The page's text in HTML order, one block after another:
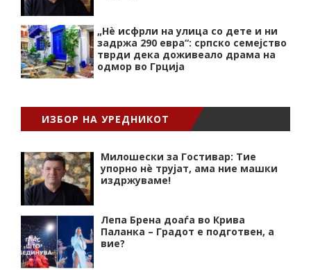
„Нѐ исфрли на улица со дете и ни
задржа 290 евра“: српско семејство
тврди дека доживеало драма на
одмор во Грција
ИЗБОР НА УРЕДНИКОТ
Милошески за Гостивар: Тие
упорно нѐ трујат, ама ние машки
издржуваме!
Лепа Брена доаѓа во Крива
Паланка – Градот е подготвен, а
вие?